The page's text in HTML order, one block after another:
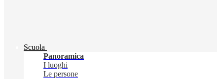
Scuola
Panoramica
I luoghi
Le persone